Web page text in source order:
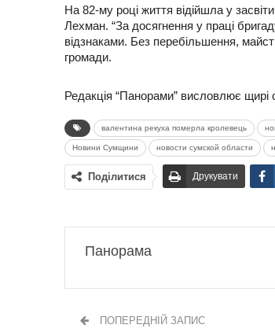
На 82-му році життя відійшла у
Лехман. “За досягнення у праці
відзнаками. Без перебільшення,
громади.
Редакція “Панорами” висловлює щирі
валентина рекуха померла кролевець
Новини Сумщини новости сумской области
Поділитися Друкувати
Панорама
ПОПЕРЕДНІЙ ЗАПИС